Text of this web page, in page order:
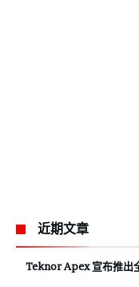
近期文章
Teknor Apex 宣布推